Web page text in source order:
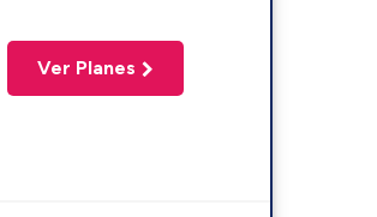
Ver Planes